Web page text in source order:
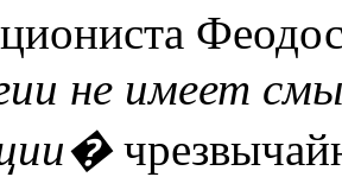
не имеет